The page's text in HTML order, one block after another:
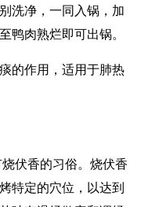
洗净，一同入锅，加
鸭肉熟烂即可出锅。
的作用，适用于肺热
伏香的习俗。烧伏香
特定的穴位，以达到